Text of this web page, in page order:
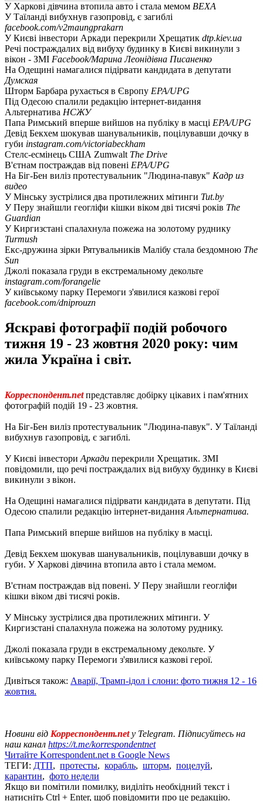
У Харкові дівчина втопила авто і стала мемом ВЕХА
У Таїланді вибухнув газопровід, є загиблі
facebook.com/v2maungprakarn
У Києві інвестори Аркади перекрили Хрещатик dtp.kiev.ua
Речі постраждалих від вибуху будинку в Києві викинули з
вікон - ЗМІ Facebook/Марина Леонідівна Писаненко
На Одещині намагалися підірвати кандидата в депутати
Думская
Шторм Барбара рухається в Європу EPA/UPG
Під Одесою спалили редакцію інтернет-видання
Альтернатива НСЖУ
Папа Римський вперше вийшов на публіку в масці EPA/UPG
Девід Бекхем шокував шанувальників, поцілувавши дочку в
губи instagram.com/victoriabeckham
Стелс-есмінець США Zumwalt The Drive
В'єтнам постраждав від повені EPA/UPG
На Біг-Бен виліз протестувальник "Людина-павук" Кадр из
видео
У Мінську зустрілися два протилежних мітинги Tut.by
У Перу знайшли геогліфи кішки віком дві тисячі років The
Guardian
У Киргизстані спалахнула пожежа на золотому руднику
Turmush
Екс-дружина зірки Рятувальників Малібу стала бездомною The
Sun
Джолі показала груди в екстремальному декольте
instagram.com/forangelie
У київському парку Перемоги з'явилися казкові герої
facebook.com/dniprouzn
Яскраві фотографії подій робочого
тижня 19 - 23 жовтня 2020 року: чим
жила Україна і світ.
Корреспондент.netпредставляє добірку цікавих і пам'ятних
фотографій подій 19 - 23 жовтня.
На Біг-Бен виліз протестувальник "Людина-павук". У Таїланді
вибухнув газопровід, є загиблі.
У Києві інвестори Аркади перекрили Хрещатик. ЗМІ
повідомили, що речі постраждалих від вибуху будинку в Києві
викинули з вікон.
На Одещині намагалися підірвати кандидата в депутати. Під
Одесою спалили редакцію інтернет-видання Альтернатива.
Папа Римський вперше вийшов на публіку в масці.
Девід Бекхем шокував шанувальників, поцілувавши дочку в
губи. У Харкові дівчина втопила авто і стала мемом.
В'єтнам постраждав від повені. У Перу знайшли геогліфи
кішки віком дві тисячі років.
У Мінську зустрілися два протилежних мітинги. У
Киргизстані спалахнула пожежа на золотому руднику.
Джолі показала груди в екстремальному декольте. У
київському парку Перемоги з'явилися казкові герої.
Дивіться також: Аварії, Трамп-ідол і слони: фото тижня 12 - 16
жовтня.
Новини від Корреспондент.netу Telegram. Підписуйтесь на
наш канал https://t.me/korrespondentnet
Читайте Korrespondent.net в Google News
ТЕГИ: ДТП, протесты, корабль, шторм, поцелуй,
карантин, фото недели
Якщо ви помітили помилку, виділіть необхідний текст і
натисніть Ctrl + Enter, щоб повідомити про це редакцію.